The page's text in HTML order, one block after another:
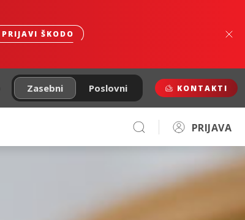
PRIJAVI ŠKODO
Zasebni Poslovni KONTAKTI
PRIJAVA